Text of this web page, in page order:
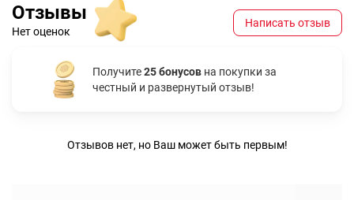
Отзывы
Нет оценок
Написать отзыв
Получите25 бонусов на покупки за
честный и развернутый отзыв!
Отзывов нет, но Ваш может быть первым!